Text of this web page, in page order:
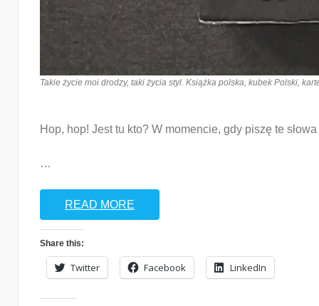
Takie życie moi drodzy, taki życia styl. Książka polska, kubek Polski,
Hop, hop! Jest tu kto? W momencie, gdy piszę te
…
READ MORE
Share this:
Twitter Facebook LinkedIn